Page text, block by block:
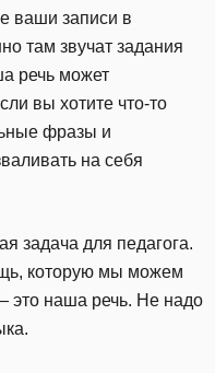
ваши записи в
там звучат задания
речь может
вы хотите что-то
фразы и
на себя
задача для педагога.
которую мы можем
это наша речь. Не надо